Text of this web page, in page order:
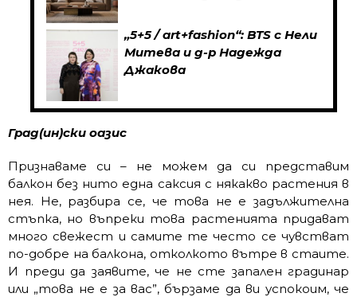
„5+5 / art+fashion“: BTS с Нели
Митева и д-р Надежда
Джакова
Град(ин)ски оазис
Признаваме си – не можем да си представим
балкон без нито една саксия с някакво растения в
нея. Не, разбира се, че това не е задължителна
стъпка, но въпреки това растенията придават
много свежест и самите те често се чувстват
по-добре на балкона, отколкото вътре в стаите.
И преди да заявите, че не сте запален градинар
или „това не е за вас”, бързаме да ви успокоим, че